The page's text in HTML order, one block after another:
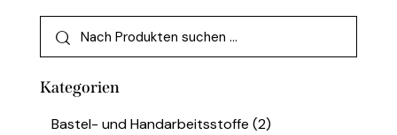
Kategorien
Bastel- und Handarbeitsstoffe (2)